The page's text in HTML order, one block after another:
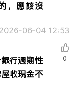
，應該沒
2026-06-04 12:53
行週期性
收現金不
0